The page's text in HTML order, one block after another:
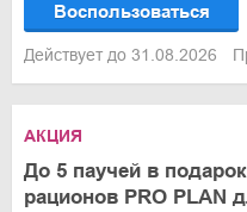
Воспользоваться
Действует до 31.08.2026
АКЦИЯ
До 5 паучей в
рационов PRO PLAN